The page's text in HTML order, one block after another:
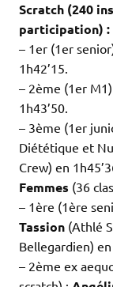
Scratch (240
participation) :
– 1er (1er
1h42’15.
– 2ème (1er
1h43’50.
– 3ème (1er
Diététique et
Crew) en
Femmes (36
– 1ère (1ère
Tassion (Athlé
Bellegardien) en
– 2ème ex